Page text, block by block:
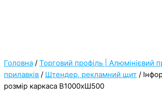
Головна / Торговий профіль | Алюмінієвий
прилавків / Штендер, рекламний щит /
розмір каркаса В1000хШ500